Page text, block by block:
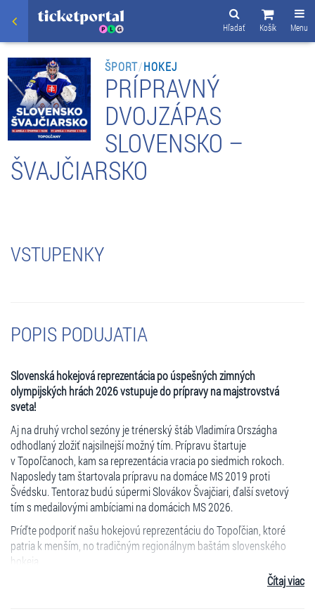
Menu
Košík
Hľadať
ŠPORT/HOKEJ
PRÍPRAVNÝ
DVOJZÁPAS
SLOVENSKO –
ŠVAJČIARSKO
VSTUPENKY
POPIS PODUJATIA
Slovenská hokejová reprezentácia po úspešných zimných
olympijských hrách 2026 vstupuje do prípravy na majstrovstvá
sveta!
Aj na druhý vrchol sezóny je trénerský štáb Vladimíra Országha
odhodlaný zložiť najsilnejší možný tím. Prípravu štartuje
v Topoľčanoch, kam sa reprezentácia vracia po siedmich rokoch.
Naposledy tam štartovala prípravu na domáce MS 2019 proti
Švédsku. Tentoraz budú súpermi Slovákov Švajčiari, ďalší svetový
tím s medailovými ambíciami na domácich MS 2026.
Príďte podporiť našu hokejovú reprezentáciu do Topoľčian, ktoré
patria k menším, no tradičným regionálnym baštám slovenského
hokeja.
Čítaj viac